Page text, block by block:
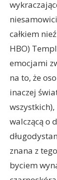
całkiem
HBO)
emocjami
na to, że
inaczej
walczącą o
znana z
byciem